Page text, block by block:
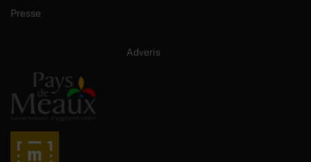
Presse
Adveris